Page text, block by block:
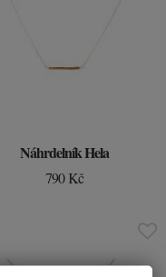
Náhrdelník Hela
790 Kč